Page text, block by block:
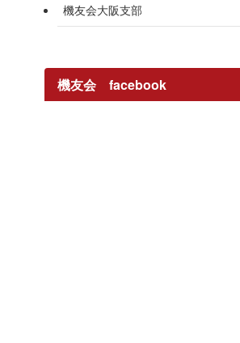
機友会大阪支部
機友会 facebook